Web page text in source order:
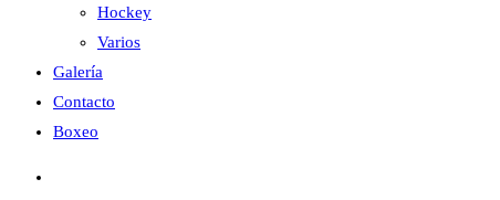
Hockey
Varios
Galería
Contacto
Boxeo